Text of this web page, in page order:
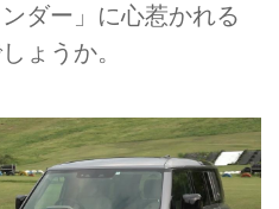
ダー」に心惹かれる
ょうか。